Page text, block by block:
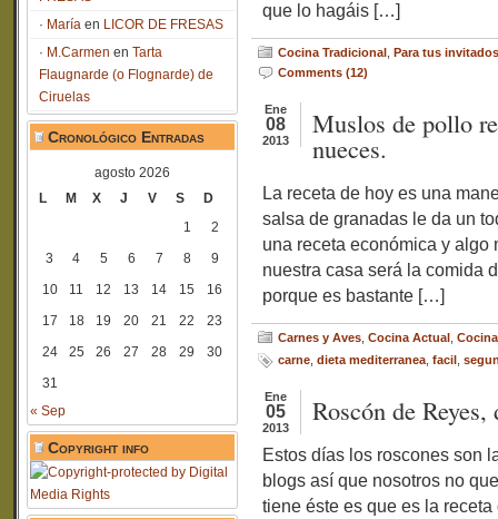
María en LICOR DE FRESAS
M.Carmen en Tarta
Flaugnarde (o Flognarde) de
Ciruelas
Cronológico Entradas
agosto 2026
L
M X J V S
D
1
2
3
4 5 6 7 8
9
10
11 12 13 14 15
16
17
18 19 20 21 22
23
24
25 26 27 28 29
30
31
« Sep
Copyright info
que lo hagáis […]
Cocina Tradicional Para tus
Comments (12)
Ene
08
2013
Muslos de pollo
nueces.
La receta de hoy es una
salsa de granadas le da un
una receta económica y
nuestra casa será la comida
porque es bastante […]
Carnes y Aves Cocina Actual
carne dieta mediterranea facil
Ene
05
2013
Roscón de
Estos días los roscones son
blogs así que nosotros no
tiene éste es que es la